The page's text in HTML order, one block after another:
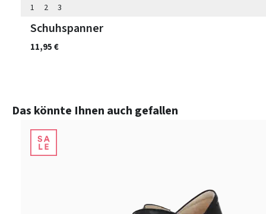
1 2 3
Schuhspanner
11,95 €
Produktgalerie überspringen
Das könnte Ihnen auch gefallen